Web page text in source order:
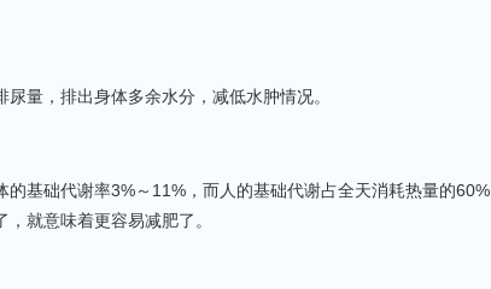
量，排出身体多余水分，减低水肿情况。
基础代谢率3%～11%，而人的基础代谢占全天消耗热量的60%
就意味着更容易减肥了。